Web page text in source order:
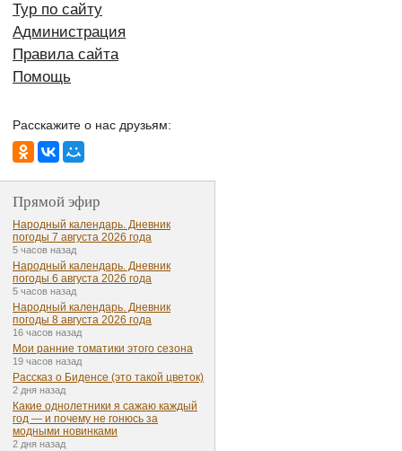
Тур по сайту
Администрация
Правила сайта
Помощь
Расскажите о нас друзьям:
Прямой эфир
Народный календарь. Дневник
погоды 7 августа 2026 года
5 часов назад
Народный календарь. Дневник
погоды 6 августа 2026 года
5 часов назад
Народный календарь. Дневник
погоды 8 августа 2026 года
16 часов назад
Мои ранние томатики этого сезона
19 часов назад
Рассказ о Биденсе (это такой цветок)
2 дня назад
Какие однолетники я сажаю каждый
год — и почему не гонюсь за
модными новинками
2 дня назад